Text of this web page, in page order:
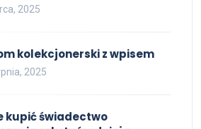
2025
kolekcjonerski z wpisem
2025
kupić świadectwo